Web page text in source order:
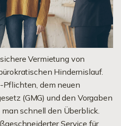
Vermietung von
Hindernislauf.
dem neuen
(GMG) und den Vorgaben
schnell den Überblick.
Service für